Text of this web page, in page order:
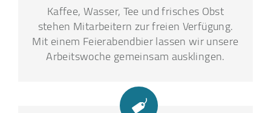
Kaffee, Wasser, Tee und frisches Obst
stehen Mitarbeitern zur freien Verfügung.
Mit einem Feierabendbier lassen wir unsere
Arbeitswoche gemeinsam ausklingen.